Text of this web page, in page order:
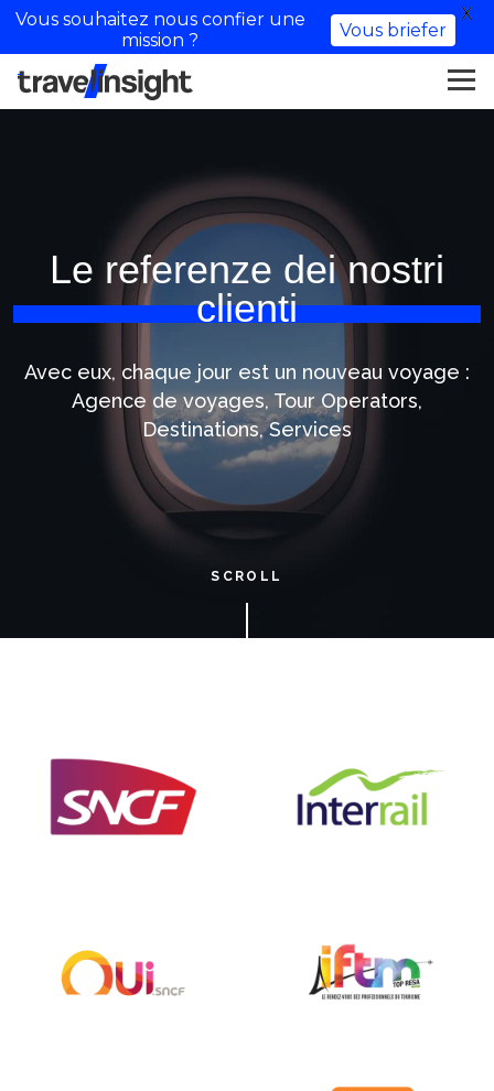
Le referenze dei nostri
clienti
Avec eux, chaque jour est un nouveau voyage :
Agence de voyages, Tour Operators,
Destinations, Services
SCROLL
Vous souhaitez nous confier une
mission ?
Vous briefer
X